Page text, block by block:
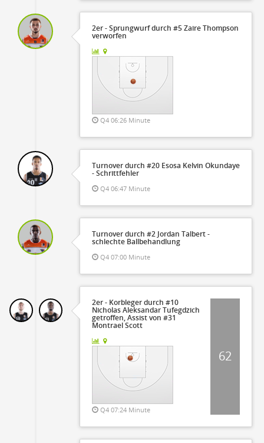
2er - Sprungwurf durch #5 Zaire Thompson
verworfen
Q4 06:26 Minute
Turnover durch #20 Esosa Kelvin Okundaye
- Schrittfehler
Q4 06:47 Minute
Turnover durch #2 Jordan Talbert -
schlechte Ballbehandlung
Q4 07:00 Minute
2er - Korbleger durch #10
Nicholas Aleksandar Tufegdzich
getroffen, Assist von #31
Montrael Scott
Q4 07:24 Minute
62